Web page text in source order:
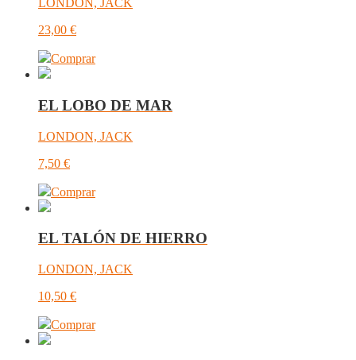
LONDON, JACK
23,00 €
Comprar
EL LOBO DE MAR
LONDON, JACK
7,50 €
Comprar
EL TALÓN DE HIERRO
LONDON, JACK
10,50 €
Comprar